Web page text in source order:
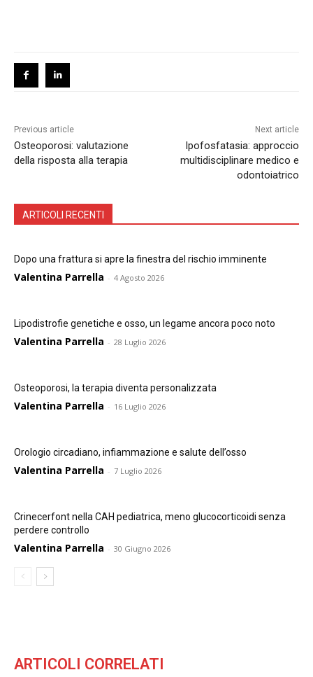
Previous article
Osteoporosi: valutazione
della risposta alla terapia
Next article
Ipofosfatasia: approccio
multidisciplinare medico e
odontoiatrico
ARTICOLI RECENTI
Dopo una frattura si apre la finestra del rischio imminente
Valentina Parrella - 4 Agosto 2026
Lipodistrofie genetiche e osso, un legame ancora poco noto
Valentina Parrella - 28 Luglio 2026
Osteoporosi, la terapia diventa personalizzata
Valentina Parrella - 16 Luglio 2026
Orologio circadiano, infiammazione e salute dell’osso
Valentina Parrella - 7 Luglio 2026
Crinecerfont nella CAH pediatrica, meno glucocorticoidi senza
perdere controllo
Valentina Parrella - 30 Giugno 2026
ARTICOLI CORRELATI